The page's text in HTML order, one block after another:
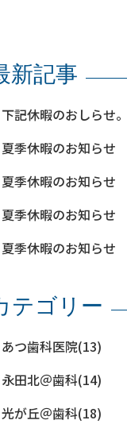
新記事
下記休暇のおしらせ。
夏季休暇のお知らせ
夏季休暇のお知らせ
夏季休暇のお知らせ
夏季休暇のお知らせ
テゴリー
あつ歯科医院(13)
永田北＠歯科(14)
光が丘＠歯科(18)